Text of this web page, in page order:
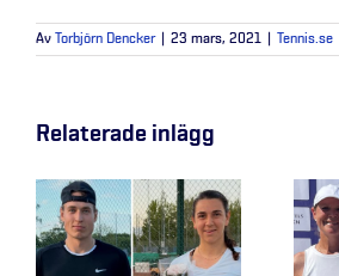
Av Torbjörn Dencker 23 mars, 2021 Tennis.se
Relaterade inlägg